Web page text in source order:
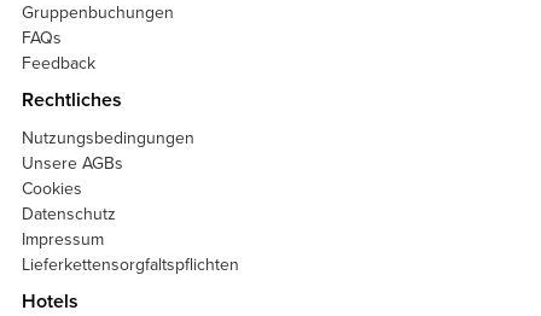
Gruppenbuchungen
FAQs
Feedback
Rechtliches
Nutzungsbedingungen
Unsere AGBs
Cookies
Datenschutz
Impressum
Lieferkettensorgfaltspflichten
Hotels